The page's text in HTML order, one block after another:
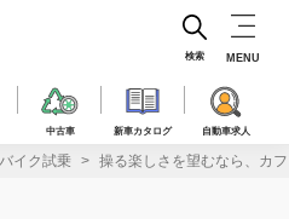
中古車 新車カタログ 自動車求人
検索 MENU
バイク試乗 操る楽しさを望むなら、カ